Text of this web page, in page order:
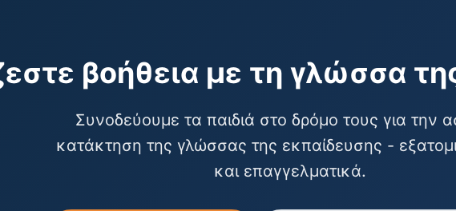
βοήθεια με τη γλώσσα
Συνοδεύουμε τα παιδιά στο δρόμο τους για την
κατάκτηση της γλώσσας της εκπαίδευσης -
και επαγγελματικά.